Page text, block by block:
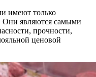
имеют только
Они являются самыми
прочности,
ценовой